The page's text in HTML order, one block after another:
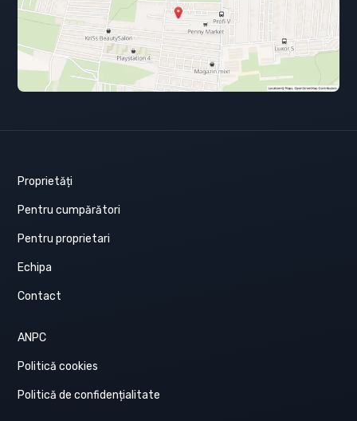
Proprietăți
Pentru cumpărători
Pentru proprietari
Echipa
Contact
ANPC
Politică cookies
Politică de confidențialitate